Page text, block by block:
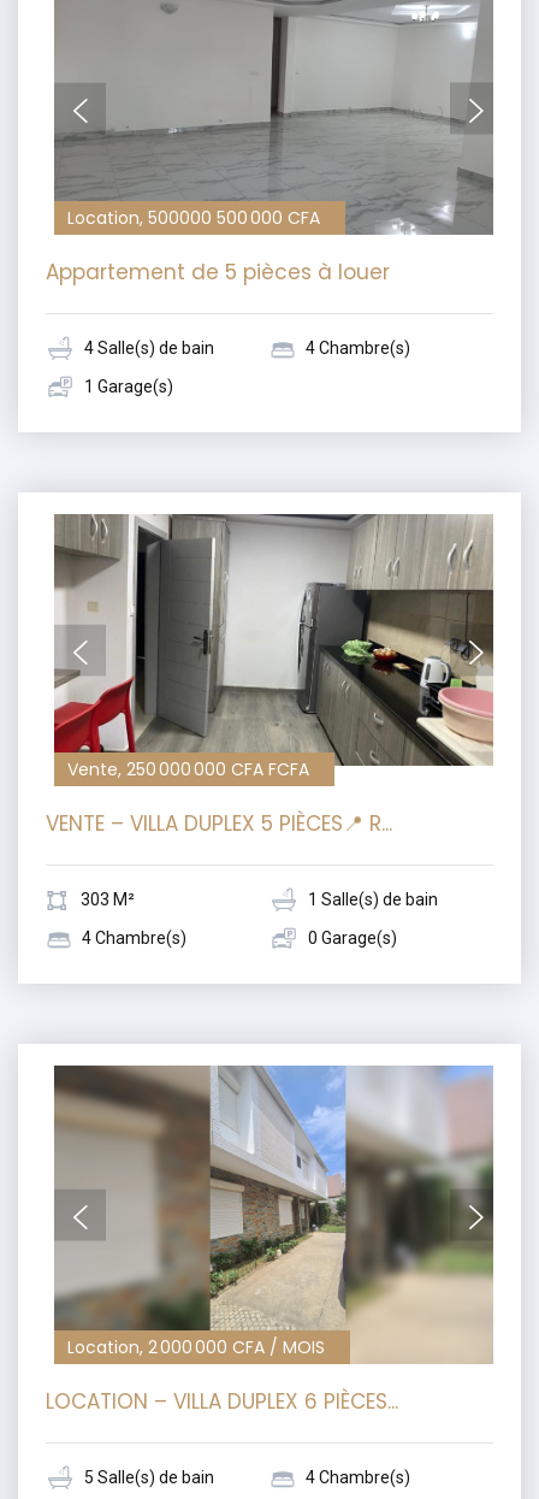
Location, 500000 500 000 CFA
Appartement de 5 pièces à louer
4 Salle(s) de bain
4 Chambre(s)
1 Garage(s)
Vente, 250 000 000 CFA FCFA
VENTE – VILLA DUPLEX 5 PIÈCES📍 R...
303 M²
1 Salle(s) de bain
4 Chambre(s)
0 Garage(s)
Location, 2 000 000 CFA / MOIS
LOCATION – VILLA DUPLEX 6 PIÈCES...
5 Salle(s) de bain
4 Chambre(s)